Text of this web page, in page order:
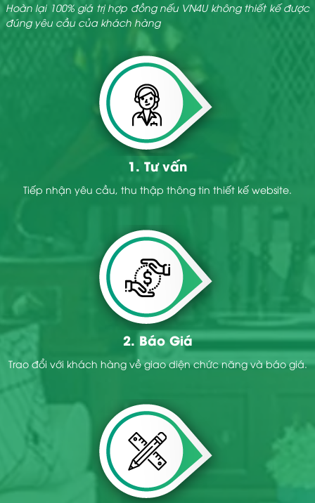
Hoàn lại 100% giá trị hợp đồng nếu VN4U không thiết kế được
đúng yêu cầu của khách hàng
1. Tư vấn
Tiếp nhận yêu cầu, thu thập thông tin thiết kế website.
2. Báo Giá
Trao đổi với khách hàng về giao diện chức năng và báo giá.